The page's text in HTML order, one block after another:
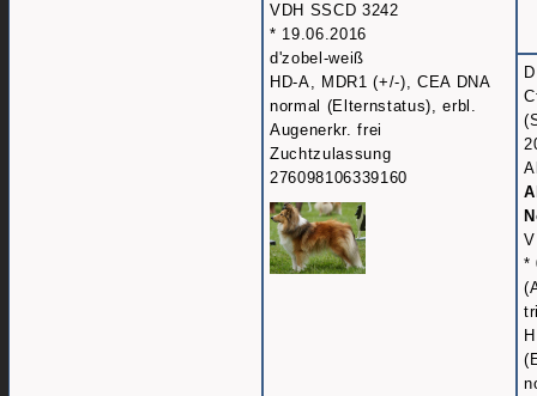
VDH SSCD 3242
* 19.06.2016
d'zobel-weiß
HD-A, MDR1 (+/-), CEA DNA
normal (Elternstatus), erbl.
Augenerkr. frei
Zuchtzulassung
276098106339160
*